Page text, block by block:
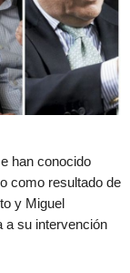
han conocido
como resultado de
y Miguel
a su intervención